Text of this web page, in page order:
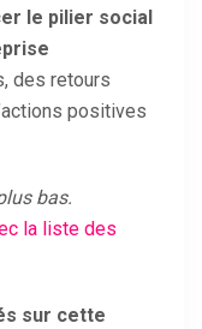
le pilier social
des retours
positives
bas.
la liste des
sur cette